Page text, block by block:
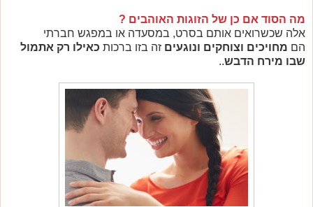
מה הסוד אם כן של הזוגות האוהבים ?
אלה שכשרואים אותם בסרט, במסעדה או במפגש חברתי
הם מחויכים וצוחקים ונוגעים זה בזו ברכות כאילו רק אתמול
שבו מירח הדבש..